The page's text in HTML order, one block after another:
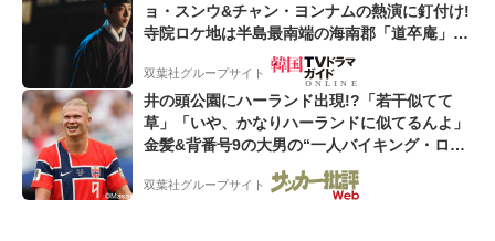
ョ・スンウ&チャン・ヨンナムの熱演に釘付け!
寺院ロケ地は半島最南端の海南郡「道卒庵」
【韓ドラから始める韓国旅行】
双葉社グループサイト
井の頭公園にハーランド出現!?「若干似てて
草」「いや、かなりハーランドに似てるんよ」
金髪&背番号9の大男の“一人バイキング・ロ
ー”映像が話題!「元気をもらった」
双葉社グループサイト